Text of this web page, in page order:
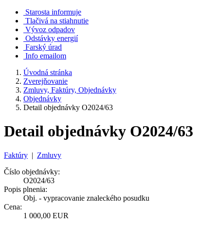
Starosta informuje
Tlačivá na stiahnutie
Vývoz odpadov
Odstávky energií
Farský úrad
Info emailom
Úvodná stránka
Zverejňovanie
Zmluvy, Faktúry, Objednávky
Objednávky
Detail objednávky O2024/63
Detail objednávky O2024/63
Faktúry | Zmluvy
Číslo objednávky:
O2024/63
Popis plnenia:
Obj. - vypracovanie znaleckého posudku
Cena:
1 000,00 EUR